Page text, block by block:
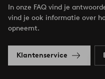
In onze FAQ vind je
vind je ook informatie over
opneemt.
Klantenservice